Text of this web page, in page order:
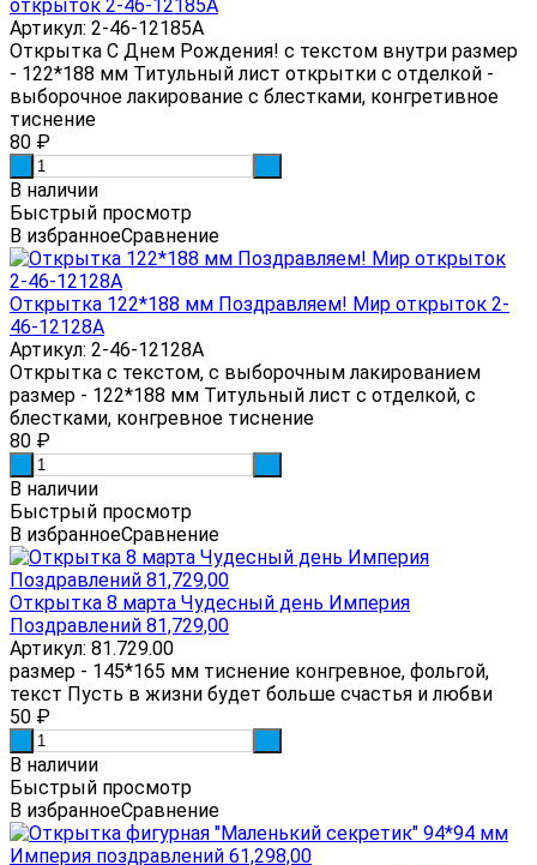
открыток 2-46-12185А
Артикул: 2-46-12185А
Открытка С Днем Рождения! с текстом внутри размер
- 122*188 мм Титульный лист открытки с отделкой -
выборочное лакирование с блестками, конгретивное
тиснение
80 ₽
В наличии
Быстрый просмотр
В избранноеСравнение
Открытка 122*188 мм Поздравляем! Мир открыток 2-
46-12128А
Артикул: 2-46-12128А
Открытка с текстом, с выборочным лакированием
размер - 122*188 мм Титульный лист с отделкой, с
блестками, конгревное тиснение
80 ₽
В наличии
Быстрый просмотр
В избранноеСравнение
Открытка 8 марта Чудесный день Империя
Поздравлений 81,729,00
Артикул: 81.729.00
размер - 145*165 мм тиснение конгревное, фольгой,
текст Пусть в жизни будет больше счастья и любви
50 ₽
В наличии
Быстрый просмотр
В избранноеСравнение